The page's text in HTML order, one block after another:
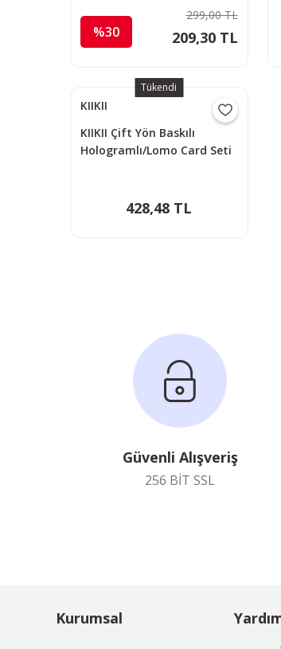
%30
299,00 TL
209,30 TL
Tükendi
KIIKII
KIIKII Çift Yön Baskılı
Hologramlı/Lomo Card Seti
428,48 TL
Güvenli Alışveriş
256 BİT SSL
Kurumsal